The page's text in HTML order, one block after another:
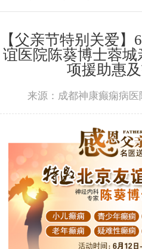
【父亲节特别关爱
谊医院陈葵博士蓉
项援助惠
来源：成都神康癫痫病医